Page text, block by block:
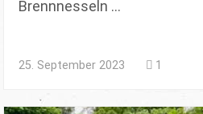
Brennnesseln ...
25. September 2023 1